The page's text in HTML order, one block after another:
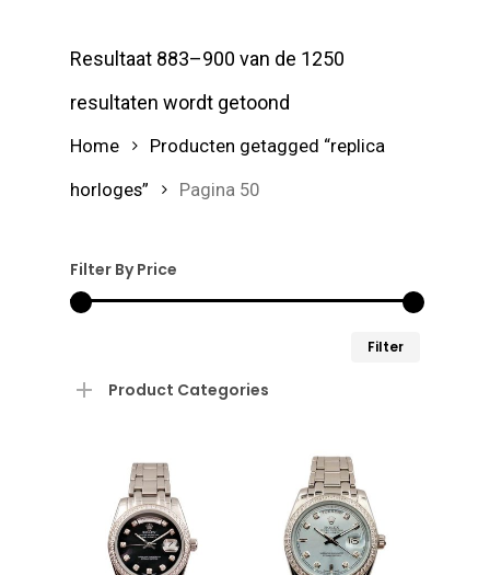
Resultaat 883–900 van de 1250
resultaten wordt getoond
Home Producten getagged “replica
horloges” Pagina 50
Filter By Price
Filter
Product Categories